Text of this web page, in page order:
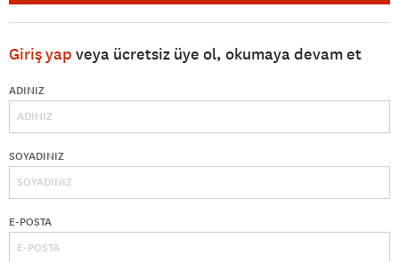
Giriş yap veya ücretsiz üye ol, okumaya devam et
ADINIZ
SOYADINIZ
E-POSTA